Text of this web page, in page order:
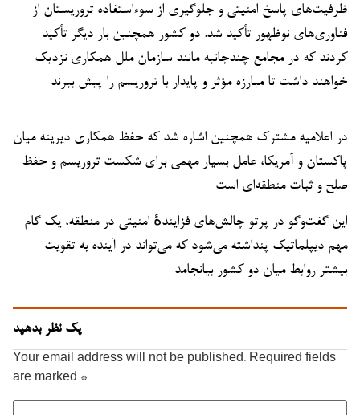
ظرفیت‌های پاسخ امنیتی و جلوگیری از سوءاستفاده تروریستان از
فناوری‌های نوظهور تأکید شد. دو کشور همچنین بار دیگر تأکید
کردند که در مجامع چندجانبه مانند سازمان ملل همکاری نزدیک
خواهند داشت تا مبارزه مؤثر و پایدار با تروریسم را پیش ببرند
در اعلامیه مشترک همچنین اشاره شد که حفظ همکاری دیرینه میان
پاکستان و آمریکا، عامل بسیار مهمی برای شکست تروریسم و حفظ
صلح و ثبات منطقه‌ای است
این گفت‌وگو در پرتو چالش‌های فزایندهٔ امنیتی در منطقه، یک گام
مهم دیپلماتیک پنداشته می‌شود که می‌تواند در آینده به تقویت
بیشتر روابط میان دو کشور بیانجامد
یک نظر بدهید
Your email address will not be published. Required fields
are marked *